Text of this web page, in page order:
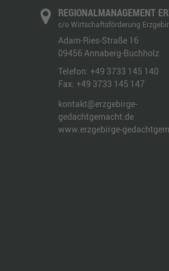
REGIONALMANAGEMENT
c/o Wirtschaftsförderung
Adam-Ries-Straße 16
09456 Annaberg-Buchholz
Telefon: +49 3733 145 140
Fax: +49 3733 145 147
kontakt@erzgebirge-
gedachtgemacht.de
www.erzgebirge-